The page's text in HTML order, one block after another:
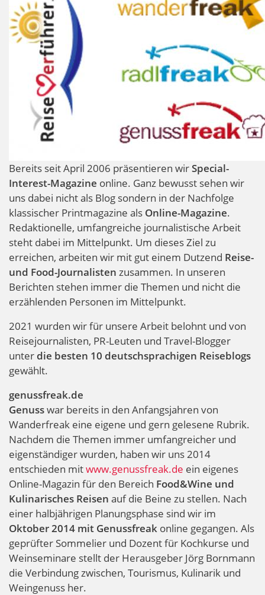
Innsbruck
Bereits seit April 2006 präsentieren wirSpecial-
Interest-Magazine online. Ganz bewusst sehen wir
uns dabei nicht als Blog sondern in der Nachfolge
klassischer Printmagazine als Online-Magazine.
Redaktionelle, umfangreiche journalistische Arbeit
steht dabei im Mittelpunkt. Um dieses Ziel zu
erreichen, arbeiten wir mit gut einem Dutzend Reise-
und Food-Journalisten zusammen. In unseren
Berichten stehen immer die Themen und nicht die
erzählenden Personen im Mittelpunkt.
2021 wurden wir für unsere Arbeit belohnt und von
Reisejournalisten, PR-Leuten und Travel-Blogger
unterdie besten 10 deutschsprachigen Reiseblogs
gewählt.
genussfreak.de
Genusswar bereits in den Anfangsjahren von
Wanderfreak eine eigene und gern gelesene Rubrik.
Nachdem die Themen immer umfangreicher und
eigenständiger wurden, haben wir uns 2014
entschieden mitwww.genussfreak.de ein eigenes
Online-Magazin für den Bereich Food&Wine und
Kulinarisches Reisen auf die Beine zu stellen. Nach
einer halbjährigen Planungsphase sind wir im
Oktober 2014 mit Genussfreak online gegangen. Als
geprüfter Sommelier und Dozent für Kochkurse und
Weinseminare stellt der Herausgeber Jörg Bornmann
die Verbindung zwischen, Tourismus, Kulinarik und
Weingenuss her.